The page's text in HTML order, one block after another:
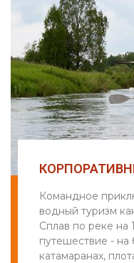
Командное
водный туризм
Сплав по реке на
путешествие - на
катамаранах,